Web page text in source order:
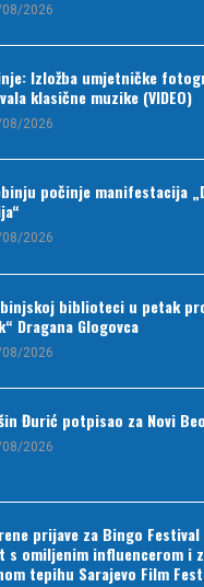
2026
Izložba umjetničke
klasične muzike (VIDEO)
2026
počinje manifestacija
2026
biblioteci u petak
Dragana Glogovca
2026
Đurić potpisao za Novi
2026
prijave za Bingo
s omiljenim influencerom i
tepihu Sarajevo Film